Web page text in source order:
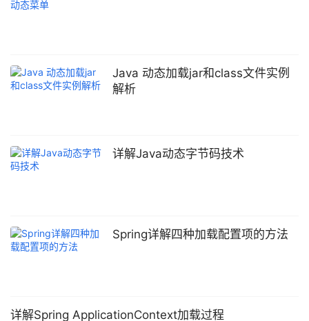
Java 动态加载jar和class文件实例
解析
详解Java动态字节码技术
Spring详解四种加载配置项的方法
详解Spring ApplicationContext加载过程